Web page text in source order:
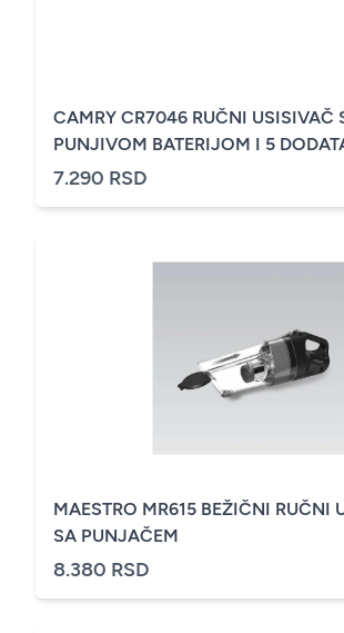
CAMRY CR7046 RUČNI USISIVAČ
PUNJIVOM BATERIJOM I 5
7.290 RSD
MAESTRO MR615 BEŽIČNI RUČNI
SA PUNJAČEM
8.380 RSD